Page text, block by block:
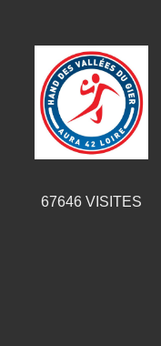
67646VISITES